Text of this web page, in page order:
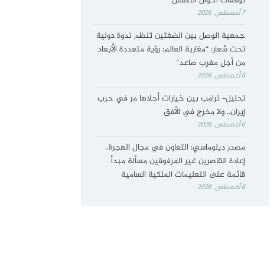
7 أغسطس، 2026
جمعية الوصل بين الضفتين تنظم ندوة دولية
تحت شعار: “مغاربة العالم: رؤية متعددة الأبعاد
من أجل مغرب صاعد”
6 أغسطس، 2026
تحليل- ترامب بين خيارات أحلاها مر في حرب
إيران.. ولا مخرج في الأفق
6 أغسطس، 2026
مصدر دبلوماسي: التعاون في مجال الهجرة..
إعادة القاصرين غير المرفوقين مسألة مبدأ
قائمة على التعليمات الملكية السامية
6 أغسطس، 2026